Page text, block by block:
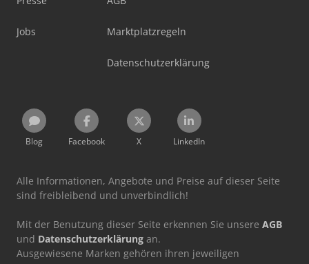
Jobs Marktplatzregeln
Datenschutzerklärung
Blog Facebook X LinkedIn
Alle Informationen, Angebote und Preise auf dieser Seite
sind freibleibend und unverbindlich!
Mit der Benutzung dieser Seite erkennen Sie unsere AGB
und Datenschutzerklärung an.
Ausgewiesene Marken gehören ihren jeweiligen